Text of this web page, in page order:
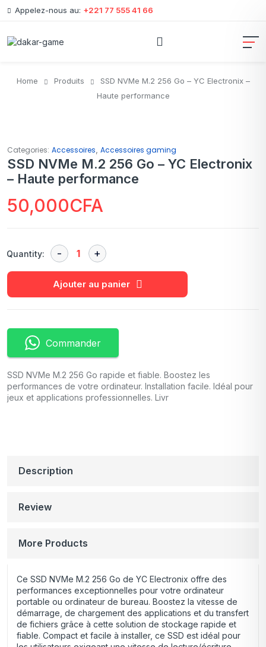
Appelez-nous au: +221 77 555 41 66
Home Produits
SSD NVMe M.2 256 Go – YC Electronix –
Haute performance
Categories: Accessoires, Accessoires gaming
SSD NVMe M.2 256 Go – YC Electronix
– Haute performance
50,000CFA
Quantity:
Ajouter au panier
Commander
SSD NVMe M.2 256 Go rapide et fiable. Boostez les
performances de votre ordinateur. Installation facile. Idéal pour
jeux et applications professionnelles. Livr
Description
Review
More Products
Ce SSD NVMe M.2 256 Go de YC Electronix offre des
performances exceptionnelles pour votre ordinateur
portable ou ordinateur de bureau. Boostez la vitesse de
démarrage, de chargement des applications et du transfert
de fichiers grâce à cette solution de stockage rapide et
fiable. Compact et facile à installer, ce SSD est idéal pour